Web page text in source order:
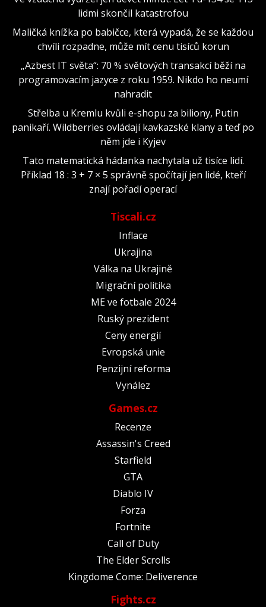
lidmi skončil katastrofou
Maličká knížka po babičce, která vypadá, že se každou
chvíli rozpadne, může mít cenu tisíců korun
„Azbest IT světa“: 70 % světových transakcí běží na
programovacím jazyce z roku 1959. Nikdo ho neumí
nahradit
Střelba u Kremlu kvůli e-shopu za biliony, Putin
panikaří. Wildberries ovládají kavkazské klany a teď po
něm jde i Kyjev
Tato matematická hádanka nachytala už tisíce lidí.
Příklad 18 : 3 + 7 × 5 správně spočítají jen lidé, kteří
znají pořadí operací
Tiscali.cz
Inflace
Ukrajina
Válka na Ukrajině
Migrační politika
ME ve fotbale 2024
Ruský prezident
Ceny energií
Evropská unie
Penzijní reforma
Vynález
Games.cz
Recenze
Assassin's Creed
Starfield
GTA
Diablo IV
Forza
Fortnite
Call of Duty
The Elder Scrolls
Kingdome Come: Deliverence
Fights.cz